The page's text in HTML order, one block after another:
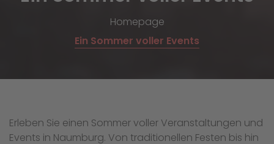
Homepage
Ein Sommer voller Events
Erleben Sie einen Sommer voller Veranstaltungen und
Events in Naumburg. Von traditionellen Festen bis hin